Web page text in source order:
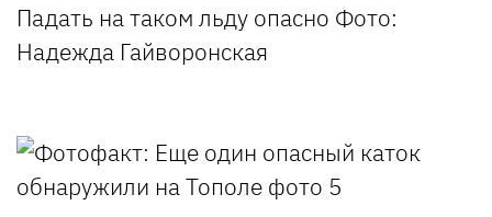
Падать на таком льду опасно Фото:
Надежда Гайворонская